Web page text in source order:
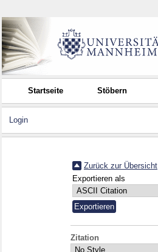
Startseite Stöbern
Login
Zurück zur Übersicht
Exportieren als
Zitation